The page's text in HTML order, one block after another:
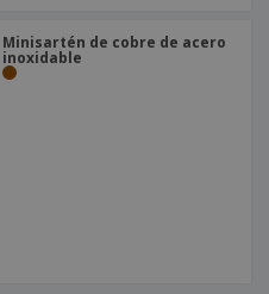
Minisartén de cobre de acero
inoxidable